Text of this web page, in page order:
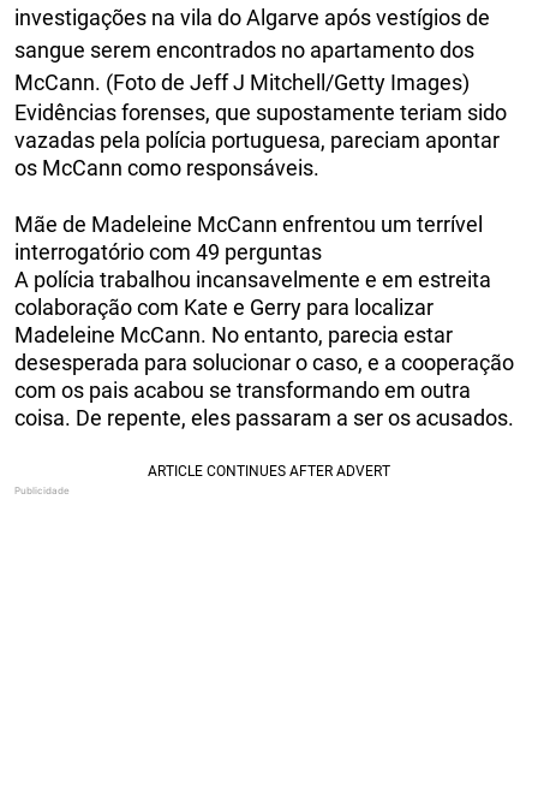
investigações na vila do Algarve após vestígios de
sangue serem encontrados no apartamento dos
McCann. (Foto de Jeff J Mitchell/Getty Images)
Evidências forenses, que supostamente teriam sido
vazadas pela polícia portuguesa, pareciam apontar
os McCann como responsáveis.
Mãe de Madeleine McCann enfrentou um terrível
interrogatório com 49 perguntas
A polícia trabalhou incansavelmente e em estreita
colaboração com Kate e Gerry para localizar
Madeleine McCann. No entanto, parecia estar
desesperada para solucionar o caso, e a cooperação
com os pais acabou se transformando em outra
coisa. De repente, eles passaram a ser os acusados.